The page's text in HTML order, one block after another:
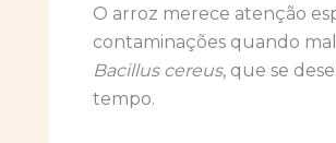
O arroz merece atenção
contaminações quando
Bacillus cereus, que se
tempo.